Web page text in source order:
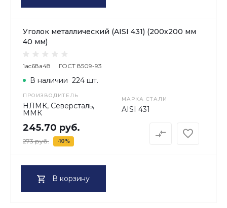
Уголок металлический (AISI 431) (200х200 мм
40 мм)
1ac68a48 ГОСТ 8509-93
ПРОИЗВОДИТЕЛЬ
НЛМК, Северсталь,
ММК
МАРКА СТАЛИ
AISI 431
В наличии 224 шт.
245.70 руб.
273 руб. -10%
В корзину